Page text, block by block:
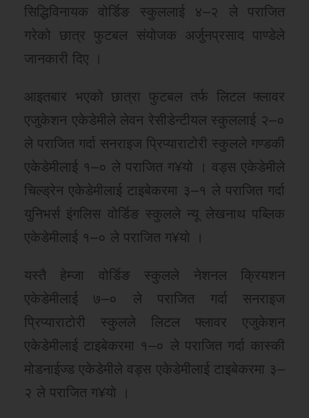
सिद्धिविनायक वोर्डिङ स्कुललाई ४–२ ले पराजित
गरेको छात्र फुटबल संयोजक अर्जुनप्रसाद पाण्डेले
जानकारी दिए ।
आइतबार भएको छात्रा फुटबल तर्फ लिटल फ्लावर
एजुकेशन एकेडेमीले लेवन रेसीडेन्टीयल स्कुललाई २–०
ले पराजित गर्दा सनराइज प्रिप्याराटोरी स्कुलले गण्डकी
एकेडेमीलाई १–० ले पराजित ग¥यो । वड्स एकेडेमीले
चिल्ड्रेन एकेडेमीलाई टाइबेकरमा ३–१ ले पराजित गर्दा
युनिभर्स इंगलिस वोर्डिङ स्कुलले न्यू लेखनाथ पब्लिक
एकेडेमीलाई १–० ले पराजित ग¥यो ।
यस्तै हेम्जा वोर्डिङ स्कुलले नेशनल क्रियशन
एकेडेमीलाई ७–० ले पराजित गर्दा सनराइज
प्रिप्याराटोरी स्कुलले लिटल फ्लावर एजुकेशन
एकेडेमीलाई टाइबेकरमा १–० ले पराजित गर्दा कास्की
मोडनाईज्ड एकेडेमीले वड्स एकेडेमीलाई टाइबेकरमा ३–
२ ले पराजित ग¥यो ।